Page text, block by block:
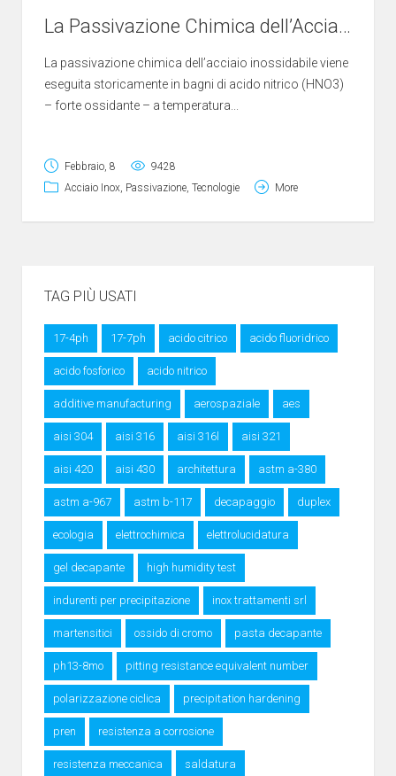
La Passivazione Chimica dell’Acciaio Inossidabile
La passivazione chimica dell’acciaio inossidabile viene
eseguita storicamente in bagni di acido nitrico (HNO3)
– forte ossidante – a temperatura...
Febbraio, 8
9428
Acciaio Inox Passivazione Tecnologie More
TAG PIÙ USATI
17-4ph 17-7ph acido citrico acido fluoridrico
acido fosforico acido nitrico
additive manufacturing aerospaziale aes
aisi 304 aisi 316 aisi 316l aisi 321
aisi 420 aisi 430 architettura astm a-380
astm a-967 astm b-117 decapaggio duplex
ecologia elettrochimica elettrolucidatura
gel decapante high humidity test
indurenti per precipitazione inox trattamenti srl
martensitici ossido di cromo pasta decapante
ph13-8mo pitting resistance equivalent number
polarizzazione ciclica precipitation hardening
pren resistenza a corrosione
resistenza meccanica saldatura